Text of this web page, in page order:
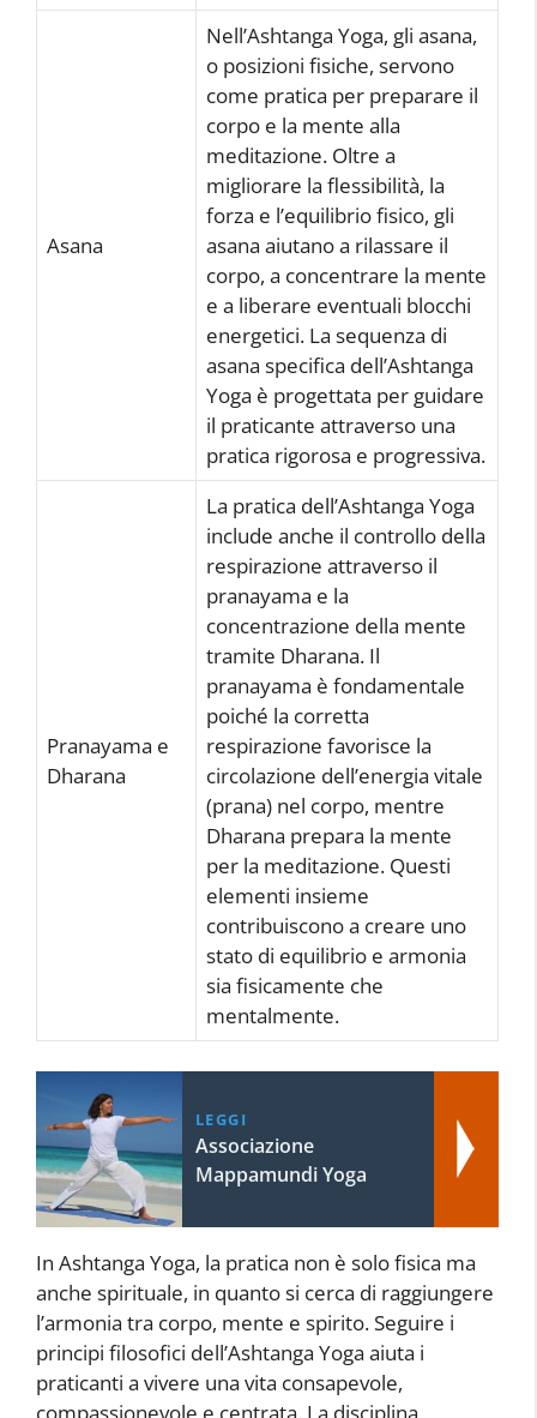
Asana
Nell’Ashtanga Yoga, gli asana,
o posizioni fisiche, servono
come pratica per preparare il
corpo e la mente alla
meditazione. Oltre a
migliorare la flessibilità, la
forza e l’equilibrio fisico, gli
asana aiutano a rilassare il
corpo, a concentrare la mente
e a liberare eventuali blocchi
energetici. La sequenza di
asana specifica dell’Ashtanga
Yoga è progettata per guidare
il praticante attraverso una
pratica rigorosa e progressiva.
Pranayama e
Dharana
La pratica dell’Ashtanga Yoga
include anche il controllo della
respirazione attraverso il
pranayama e la
concentrazione della mente
tramite Dharana. Il
pranayama è fondamentale
poiché la corretta
respirazione favorisce la
circolazione dell’energia vitale
(prana) nel corpo, mentre
Dharana prepara la mente
per la meditazione. Questi
elementi insieme
contribuiscono a creare uno
stato di equilibrio e armonia
sia fisicamente che
mentalmente.
LEGGI
Associazione
Mappamundi Yoga
In Ashtanga Yoga, la pratica non è solo fisica ma
anche spirituale, in quanto si cerca di raggiungere
l’armonia tra corpo, mente e spirito. Seguire i
principi filosofici dell’Ashtanga Yoga aiuta i
praticanti a vivere una vita consapevole,